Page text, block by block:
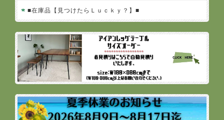
■在庫品【見つけたらＬｕｃｋｙ？】■